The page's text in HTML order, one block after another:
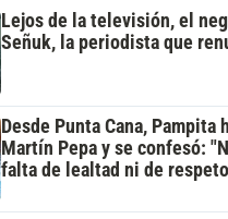
Lejos de la televisión, el
Señuk, la periodista que
Desde Punta Cana, Pampita
Martín Pepa y se confesó:
falta de lealtad ni de